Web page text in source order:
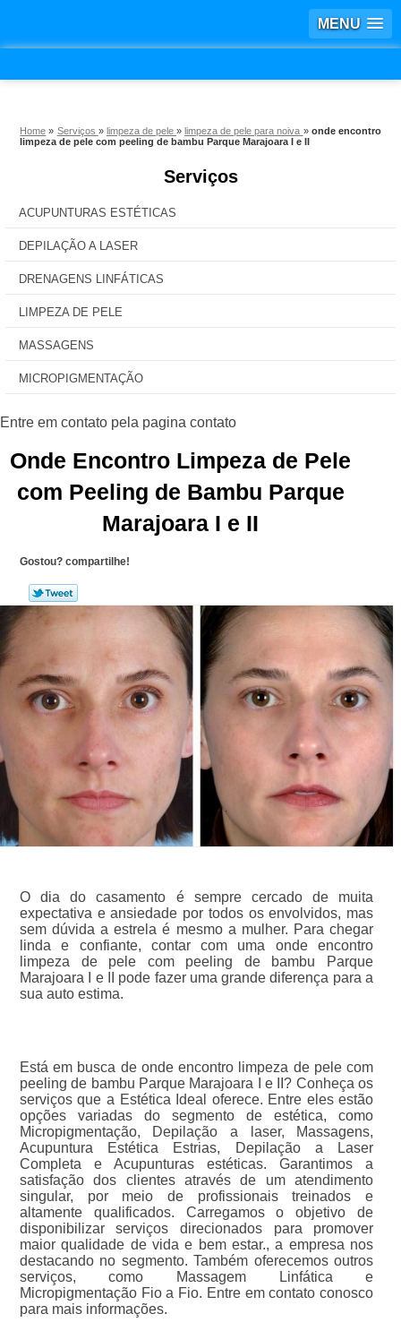
MENU
Home » Serviços » limpeza de pele»limpeza de pele para noiva » onde encontro
limpeza de pele com peeling de bambu Parque Marajoara I e II
Serviços
ACUPUNTURAS ESTÉTICAS
DEPILAÇÃO A LASER
DRENAGENS LINFÁTICAS
LIMPEZA DE PELE
MASSAGENS
MICROPIGMENTAÇÃO
Onde Encontro Limpeza de Pele
com Peeling de Bambu Parque
Marajoara I e II
Gostou? compartilhe!
O dia do casamento é sempre cercado de muita
expectativa e ansiedade por todos os envolvidos, mas
sem dúvida a estrela é mesmo a mulher. Para chegar
linda e confiante, contar com uma onde encontro
limpeza de pele com peeling de bambu Parque
Marajoara I e II pode fazer uma grande diferença para a
sua auto estima.
Está em busca de onde encontro limpeza de pele com
peeling de bambu Parque Marajoara I e II? Conheça os
serviços que a Estética Ideal oferece. Entre eles estão
opções variadas do segmento de estética, como
Micropigmentação, Depilação a laser, Massagens,
Acupuntura Estética Estrias, Depilação a Laser
Completa e Acupunturas estéticas. Garantimos a
satisfação dos clientes através de um atendimento
singular, por meio de profissionais treinados e
altamente qualificados. Carregamos o objetivo de
disponibilizar serviços direcionados para promover
maior qualidade de vida e bem estar., a empresa nos
destacando no segmento. Também oferecemos outros
serviços, como Massagem Linfática e
Micropigmentação Fio a Fio. Entre em contato conosco
para mais informações.